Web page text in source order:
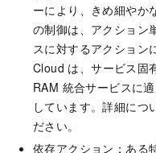
ーにより、きめ細やか
の制御は、アクション
スに対するアクション
Cloud は、サービス固
RAM 統合サービスに
しています。詳細につ
ださい。
依存アクション：ある